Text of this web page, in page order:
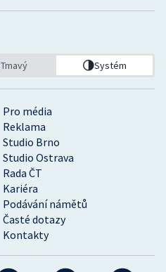
Pro média
Reklama
Studio Brno
Studio Ostrava
Rada ČT
Kariéra
Podávání námětů
Časté dotazy
Kontakty
Tmavý Systém